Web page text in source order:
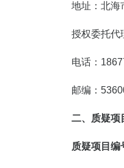
地址：北海
授权委托代
电话：
邮编：
二、质疑项
质疑项目编